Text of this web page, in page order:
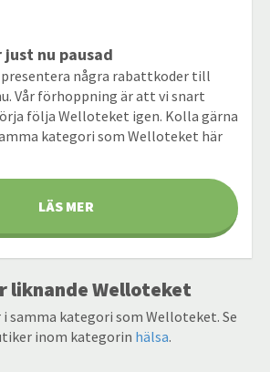
nu pausad
några rabattkoder till
Vår förhoppning är att vi snart
följa Welloteket igen. Kolla gärna
kategori som Welloteket här
LÄS MER
liknande Welloteket
samma kategori som Welloteket. Se
inom kategorin hälsa.